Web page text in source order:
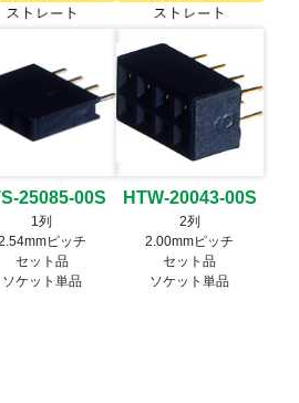
25085-00S
1列
ピッチ
セット品
ソケット単品
HTW-20043-00S
2列
2.00mmピッチ
セット品
ソケット単品